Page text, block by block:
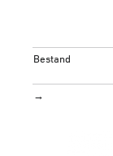
Bestand
→